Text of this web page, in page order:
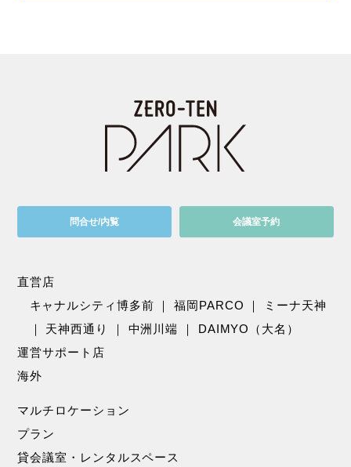
問合せ/内覧 会議室予約
直営店
キャナルシティ博多前 ｜福岡PARCO ｜
ミーナ天神
｜ 天神西通り ｜ 中洲川端 ｜ DAIMYO（大名）
運営サポート店
海外
マルチロケーション
プラン
貸会議室・レンタルスペース